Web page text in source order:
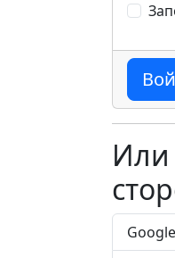
Или
Google